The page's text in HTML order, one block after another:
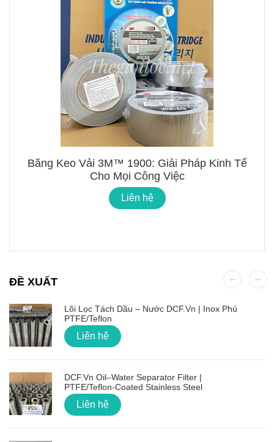
Băng Keo Vải 3M™ 1900: Giải Pháp Kinh Tế
Cho Mọi Công Việc
Liên hệ
ĐỀ XUẤT
Lõi Lọc Tách Dầu – Nước DCF.vn | Inox Phủ
PTFE/Teflon
Liên hệ
DCF.vn Oil–Water Separator Filter |
PTFE/Teflon‑Coated Stainless Steel
Liên hệ